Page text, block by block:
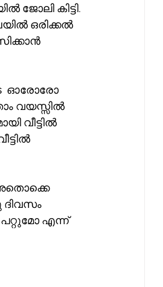
ജോലി കിട്ടി.
ഒരിക്കൽ
ഓരോരോ
വയസ്സിൽ
വീട്ടിൽ
അതൊക്കെ
പറ്റുമോ എന്ന്